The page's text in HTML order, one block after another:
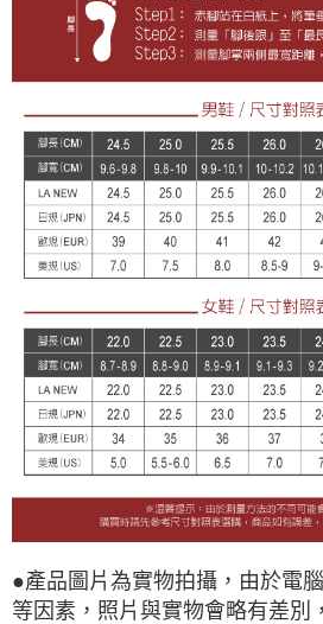
●產品圖片為實物拍攝，由於電
等因素，照片與實物會略有差別